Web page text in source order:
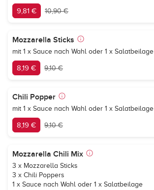
9,81 € 10,90 €
Mozzarella Sticks
mit 1 x Sauce nach Wahl oder 1 x Salatbeilage
8,19 € 9,10 €
Chili Popper
mit 1 x Sauce nach Wahl oder 1 x Salatbeilage
8,19 € 9,10 €
Mozzarella Chili Mix
3 x Mozzarella Sticks
3 x Chili Poppers
1 x Sauce nach Wahl oder 1 x Salatbeilage